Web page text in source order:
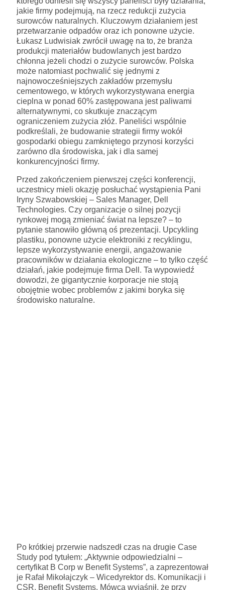
jakie firmy podejmują, na rzecz redukcji zużycia
surowców naturalnych. Kluczowym działaniem jest
przetwarzanie odpadów oraz ich ponowne użycie.
Łukasz Ludwisiak zwrócił uwagę na to, że branża
produkcji materiałów budowlanych jest bardzo
chłonna jeżeli chodzi o zużycie surowców. Polska
może natomiast pochwalić się jednymi z
najnowocześniejszych zakładów przemysłu
cementowego, w których wykorzystywana energia
cieplna w ponad 60% zastępowana jest paliwami
alternatywnymi, co skutkuje znaczącym
ograniczeniem zużycia złóż. Paneliści wspólnie
podkreślali, że budowanie strategii firmy wokół
gospodarki obiegu zamkniętego przynosi korzyści
zarówno dla środowiska, jak i dla samej
konkurencyjności firmy.
Przed zakończeniem pierwszej części konferencji,
uczestnicy mieli okazję posłuchać wystąpienia Pani
Iryny Szwabowskiej – Sales Manager, Dell
Technologies. Czy organizacje o silnej pozycji
rynkowej mogą zmieniać świat na lepsze? – to
pytanie stanowiło główną oś prezentacji. Upcykling
plastiku, ponowne użycie elektroniki z recyklingu,
lepsze wykorzystywanie energii, angażowanie
pracowników w działania ekologiczne – to tylko część
działań, jakie podejmuje firma Dell. Ta wypowiedź
dowodzi, że gigantycznie korporacje nie stoją
obojętnie wobec problemów z jakimi boryka się
środowisko naturalne.
Po krótkiej przerwie nadszedł czas na drugie Case
Study pod tytułem: „Aktywnie odpowiedzialni –
certyfikat B Corp w Benefit Systems”, a zaprezentował
je Rafał Mikołajczyk – Wicedyrektor ds. Komunikacji i
CSR, Benefit Systems. Mówca wyjaśnił, że przy